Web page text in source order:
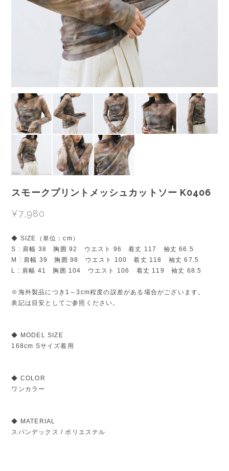
スモークプリントメッシュカットソー K0406
¥7,980
◆ SIZE（単位：cm）
S : 肩幅 38 胸囲 92 ウエスト 96 着丈 117 袖丈 66.5
M : 肩幅 39 胸囲 98 ウエスト 100 着丈 118 袖丈 67.5
L : 肩幅 41 胸囲 104 ウエスト 106 着丈 119 袖丈 68.5
※海外製品につき1～3cm程度の誤差がある場合がございます。
表記は目安としてご参照ください。
◆ MODEL SIZE
168cm Sサイズ着用
◆ COLOR
ワンカラー
◆ MATERIAL
スパンデックス / ポリエステル